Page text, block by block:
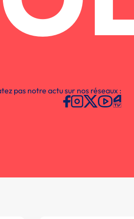
pas notre actu sur nos réseaux :